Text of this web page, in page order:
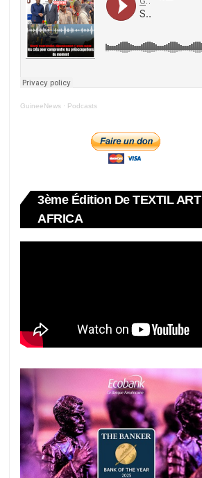
GuineeNews · Podcasts
3ème Édition De TEXTIL ART
AFRICA